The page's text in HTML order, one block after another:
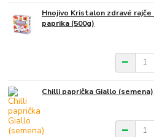
Hnojivo Kristalon zdravé rajče
paprika (500g)
Chilli paprička Giallo (semena)